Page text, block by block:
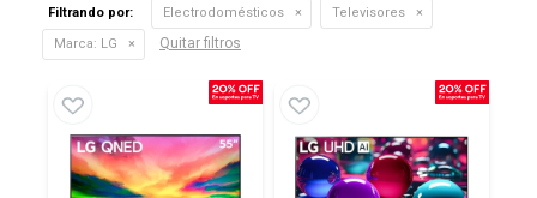
Filtrando por: Electrodomésticos
Televisores
Marca: LG Quitar filtros